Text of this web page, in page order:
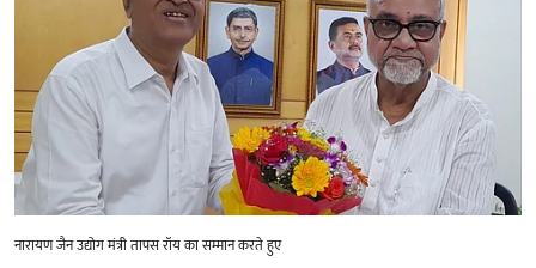
नारायण जैन उद्योग मंत्री तापस रॉय का सम्मान करते हुए